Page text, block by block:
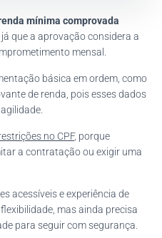
mínima comprovada
que a aprovação considera a
mensal.
básica em ordem, como
de renda, pois esses dados
no CPF, porque
a contratação ou exigir uma
acessíveis e experiência de
mas ainda precisa
para seguir com segurança.